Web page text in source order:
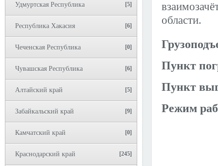
Удмуртская Республика [5]
Республика Хакасия [6]
Чеченская Республика [0]
Чувашская Республика [6]
Алтайский край [5]
Забайкальский край [9]
Камчатский край [0]
Краснодарский край [245]
области.
Пункт
Пункт
Режим